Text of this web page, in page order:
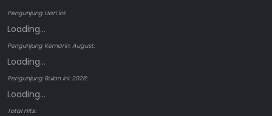
Pengunjung Hari ini:
Loading...
Pengunjung Kemarin: August:
Loading...
Pengunjung Bulan ini: 2026:
Loading...
Total Hits: